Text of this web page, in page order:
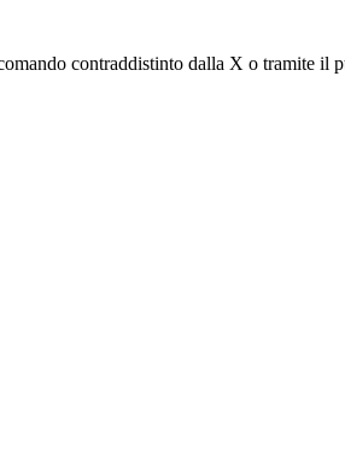
contraddistinto dalla X o tramite il